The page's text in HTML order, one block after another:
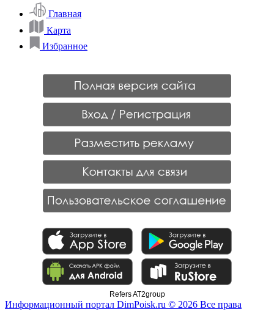
Главная
Карта
Избранное
Refers AT2group
Информационный портал DimPoisk.ru © 2026 Все права